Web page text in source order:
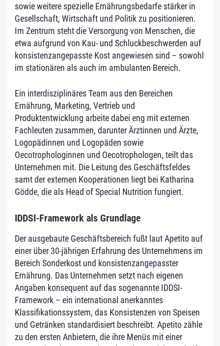
sowie weitere spezielle Ernährungsbedarfe stärker in
Gesellschaft, Wirtschaft und Politik zu positionieren.
Im Zentrum steht die Versorgung von Menschen, die
etwa aufgrund von Kau- und Schluckbeschwerden auf
konsistenzangepasste Kost angewiesen sind – sowohl
im stationären als auch im ambulanten Bereich.
Ein interdisziplinäres Team aus den Bereichen
Ernährung, Marketing, Vertrieb und
Produktentwicklung arbeite dabei eng mit externen
Fachleuten zusammen, darunter Ärztinnen und Ärzte,
Logopädinnen und Logopäden sowie
Oecotrophologinnen und Oecotrophologen, teilt das
Unternehmen mit. Die Leitung des Geschäftsfeldes
samt der externen Kooperationen liegt bei Katharina
Gödde, die als Head of Special Nutrition fungiert.
IDDSI-Framework als Grundlage
Der ausgebaute Geschäftsbereich fußt laut Apetito auf
einer über 30-jährigen Erfahrung des Unternehmens im
Bereich Sonderkost und konsistenzangepasster
Ernährung. Das Unternehmen setzt nach eigenen
Angaben konsequent auf das sogenannte IDDSI-
Framework – ein international anerkanntes
Klassifikationssystem, das Konsistenzen von Speisen
und Getränken standardisiert beschreibt. Apetito zähle
zu den ersten Anbietern, die ihre Menüs mit einer